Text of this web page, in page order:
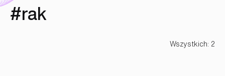
#rak
Wszystkich: 2